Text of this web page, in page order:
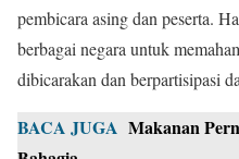
pembicara asing dan peserta.
berbagai negara untuk
dibicarakan dan berpartisipasi
BACA JUGA Makanan